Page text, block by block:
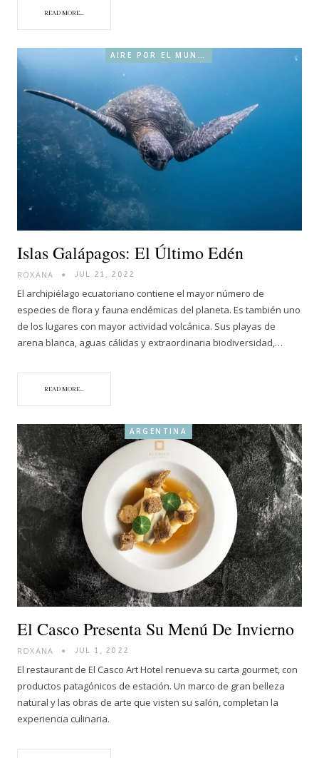
READ MORE...
AIRE POR EL MUNDO
Islas Galápagos: El Último Edén
ROXANA JUL 21, 2022
El archipiélago ecuatoriano contiene el mayor número de
especies de flora y fauna endémicas del planeta. Es también uno
de los lugares con mayor actividad volcánica. Sus playas de
arena blanca, aguas cálidas y extraordinaria biodiversidad,…
READ MORE...
ARGENTINA
El Casco Presenta Su Menú De Invierno
ROXANA JUL 1, 2022
El restaurant de El Casco Art Hotel renueva su carta gourmet, con
productos patagónicos de estación. Un marco de gran belleza
natural y las obras de arte que visten su salón, completan la
experiencia culinaria.